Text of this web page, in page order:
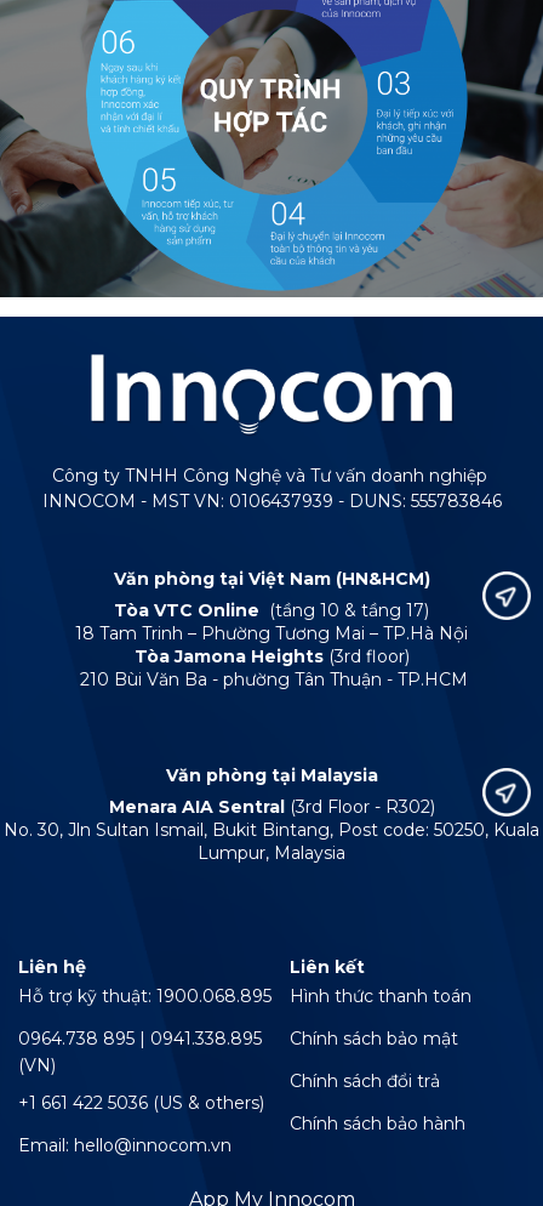
Công ty TNHH Công Nghệ và Tư vấn doanh nghiệp
INNOCOM - MST VN: 0106437939 - DUNS: 555783846
Văn phòng tại Việt Nam (HN&HCM)
Tòa VTC Online
(tầng 10 & tầng 17)
18 Tam Trinh – Phường Tương Mai – TP.Hà Nội
Tòa Jamona Heights (3rd floor)
210 Bùi Văn Ba - phường Tân Thuận - TP.HCM
Văn phòng tại Malaysia
Menara AIA Sentral (3rd Floor - R302)
No. 30, Jln Sultan Ismail, Bukit Bintang, Post code: 50250, Kuala
Lumpur, Malaysia
Liên hệ
Hỗ trợ kỹ thuật: 1900.068.895
0964.738 895 | 0941.338.895
(VN)
+1 661 422 5036 (US & others)
Email: hello@innocom.vn
Liên kết
Hình thức thanh toán
Chính sách bảo mật
Chính sách đổi trả
Chính sách bảo hành
App My Innocom